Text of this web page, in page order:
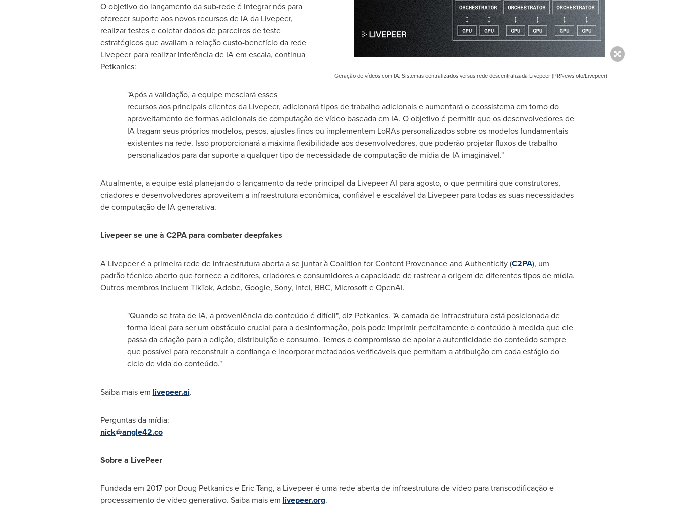
Geração de vídeos com IA: Sistemas centralizados versus rede descentralizada Livepeer (PRNewsfoto/Livepeer)
O objetivo do lançamento da sub-rede é integrar nós para
oferecer suporte aos novos recursos de IA da Livepeer,
realizar testes e coletar dados de parceiros de teste
estratégicos que avaliam a relação custo-benefício da rede
Livepeer para realizar inferência de IA em escala, continua
Petkanics:
"Após a validação, a equipe mesclará esses
recursos aos principais clientes da Livepeer, adicionará tipos de trabalho adicionais e aumentará o ecossistema em torno do
aproveitamento de formas adicionais de computação de vídeo baseada em IA. O objetivo é permitir que os desenvolvedores de
IA tragam seus próprios modelos, pesos, ajustes finos ou implementem LoRAs personalizados sobre os modelos fundamentais
existentes na rede. Isso proporcionará a máxima flexibilidade aos desenvolvedores, que poderão projetar fluxos de trabalho
personalizados para dar suporte a qualquer tipo de necessidade de computação de mídia de IA imaginável."
Atualmente, a equipe está planejando o lançamento da rede principal da Livepeer AI para agosto, o que permitirá que construtores,
criadores e desenvolvedores aproveitem a infraestrutura econômica, confiável e escalável da Livepeer para todas as suas necessidades
de computação de IA generativa.
Livepeer se une à C2PA para combater deepfakes
A Livepeer é a primeira rede de infraestrutura aberta a se juntar à Coalition for Content Provenance and Authenticity (C2PA), um
padrão técnico aberto que fornece a editores, criadores e consumidores a capacidade de rastrear a origem de diferentes tipos de mídia.
Outros membros incluem TikTok, Adobe, Google, Sony, Intel, BBC, Microsoft e OpenAI.
"Quando se trata de IA, a proveniência do conteúdo é difícil", diz Petkanics. "A camada de infraestrutura está posicionada de
forma ideal para ser um obstáculo crucial para a desinformação, pois pode imprimir perfeitamente o conteúdo à medida que ele
passa da criação para a edição, distribuição e consumo. Temos o compromisso de apoiar a autenticidade do conteúdo sempre
que possível para reconstruir a confiança e incorporar metadados verificáveis que permitam a atribuição em cada estágio do
ciclo de vida do conteúdo."
Saiba mais em livepeer.ai.
Perguntas da mídia:
nick@angle42.co
Sobre a LivePeer
Fundada em 2017 por Doug Petkanicse Eric Tang, a Livepeer é uma rede aberta de infraestrutura de vídeo para transcodificação e
processamento de vídeo generativo. Saiba mais em livepeer.org.